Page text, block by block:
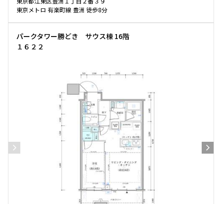
東京メトロ 有楽町線 豊洲 徒歩8分
パークタワー勝どき サウス棟 16階
１６２２